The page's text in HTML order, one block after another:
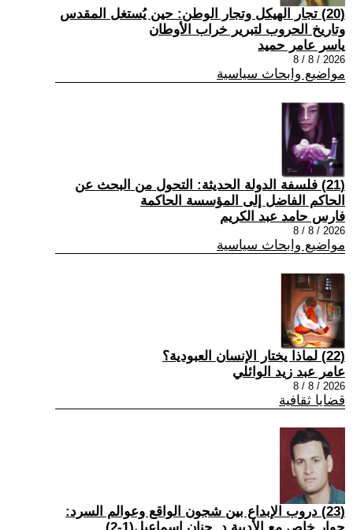
(20) تجار الهيكل وتجار الوطن: حين يُستغل المقدس
وتاريخ الحروب لتبرير خراب الأوطان
ياسر عامر حميد
2026 / 8 / 8
مواضيع وابحاث سياسية
(21) فلسفة الدولة الحديثة: التحول من البحث عن
الحاكم الفاضل إلى المؤسسة الحاكمة
فارس حامد عبد الكريم
2026 / 8 / 8
مواضيع وابحاث سياسية
(22) لماذا يختار الإنسان العبودية؟
عامر عبد زيد الوائلي
2026 / 8 / 8
قضايا ثقافية
(23) دروب الإبداع بين شجون الواقع وعوالم السرد: